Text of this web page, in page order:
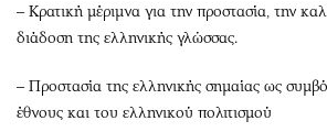
– Κρατική μέριμνα για την προστασία, την
διάδοση της ελληνικής γλώσσας.
– Προστασία της ελληνικής σημαίας ως
έθνους και του ελληνικού πολιτισμού